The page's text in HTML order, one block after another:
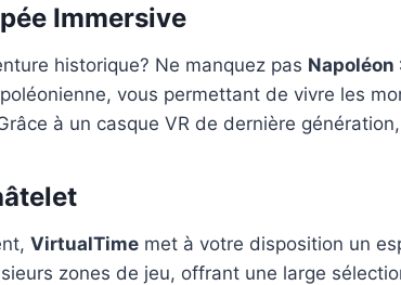
Immersive
historique? Ne manquez pas Napoléon
vous permettant de vivre les
à un casque VR de dernière
VirtualTime met à votre disposition un
zones de jeu, offrant une large